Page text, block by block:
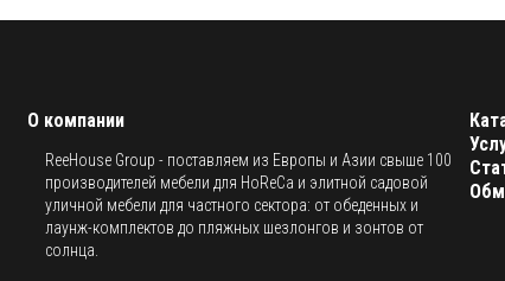
О компании
ReeHouse Group - поставляем из Европы и Азии свыше 100
производителей мебели для HoReCa и элитной садовой
уличной мебели для частного сектора: от обеденных и
лаунж-комплектов до пляжных шезлонгов и зонтов от
солнца.